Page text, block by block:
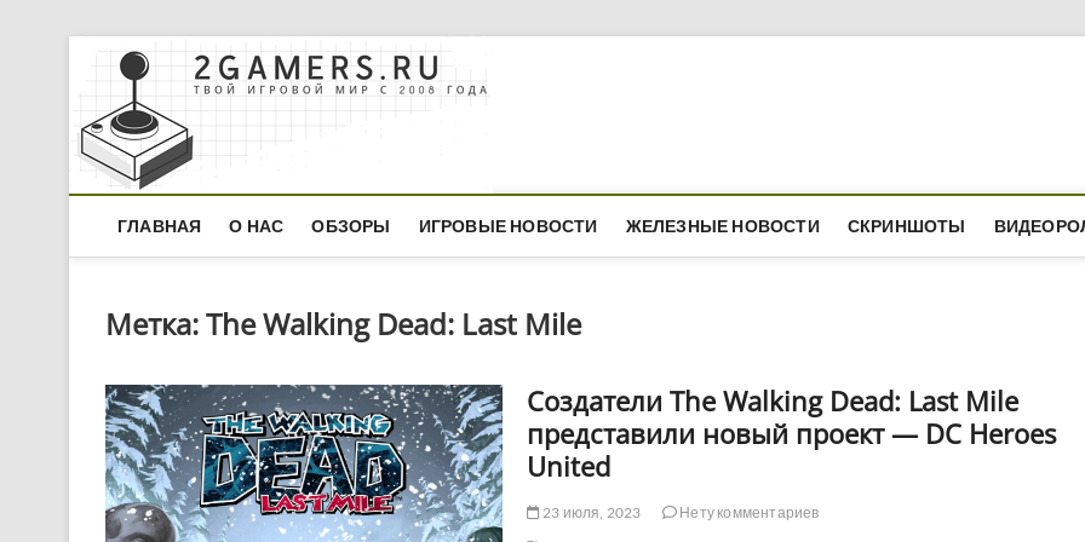
content
ГЛАВНАЯ О НАС ОБЗОРЫ ИГРОВЫЕ НОВОСТИ ЖЕЛЕЗНЫЕ НОВОСТИ СКРИНШОТЫ
Метка:The Walking Dead: Last Mile
Создатели The Walking Dead: Last Mile
представили новый проект — DC Heroes
United
23 июля, 2023
Нету комментариев